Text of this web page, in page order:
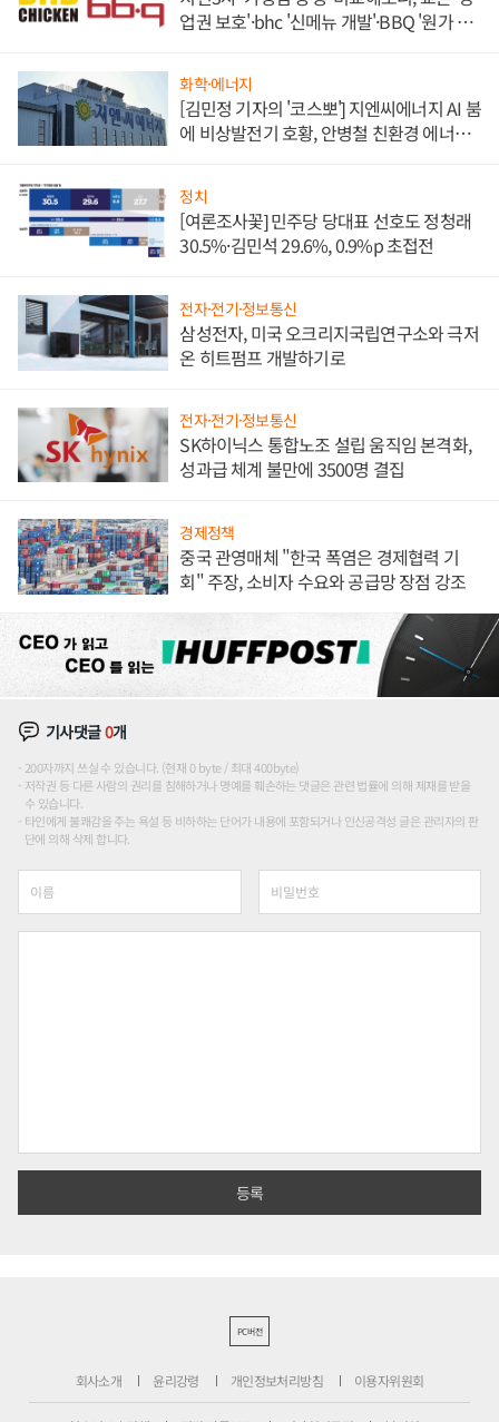
업권 보호'·bhc '신메뉴 개발'·BBQ '원가 부
화학·에너지
[김민정 기자의 '코스뽀'] 지엔씨에너지 AI 붐
에 비상발전기 호황, 안병철 친환경 에너지
정치
[여론조사꽃] 민주당 당대표 선호도 정청래
30.5%·김민석 29.6%, 0.9%p 초접전
전자·전기·정보통신
삼성전자, 미국 오크리지국립연구소와 극저
온 히트펌프 개발하기로
전자·전기·정보통신
SK하이닉스 통합노조 설립 움직임 본격화,
성과급 체계 불만에 3500명 결집
경제정책
중국 관영매체 "한국 폭염은 경제협력 기
회" 주장, 소비자 수요와 공급망 장점 강조
기사댓글0개
200자까지 쓰실 수 있습니다. (현재 0 byte / 최대 400byte)
저작권 등 다른 사람의 권리를 침해하거나 명예를 훼손하는 댓글은 관련 법률에 의해 제재를 받을
수 있습니다.
타인에게 불쾌감을 주는 욕설 등 비하하는 단어가 내용에 포함되거나 인신공격성 글은 관리자의 판
단에 의해 삭제 합니다.
PC버전
회사소개 윤리강령 개인정보처리방침 이용자위원회